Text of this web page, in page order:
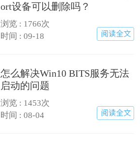
ort设备可以删除吗？
浏览 : 1766次
时间 : 09-18
怎么解决Win10 BITS服务无法
启动的问题
浏览 : 1453次
时间 : 08-04